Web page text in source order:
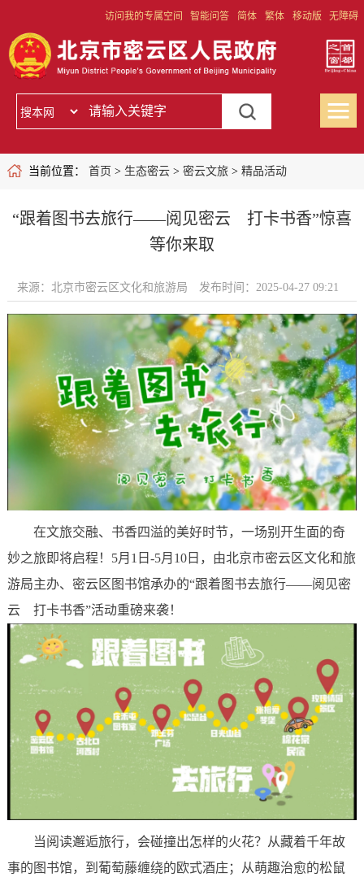
访问我的专属空间 智能问答 简体 繁体 移动版 无障碍
当前位置： 首页 > 生态密云> 密云文旅> 精品活动
“跟着图书去旅行——阅见密云 打卡书香”惊喜
等你来取
来源：北京市密云区文化和旅游局 发布时间：2025-04-27 09:21
在文旅交融、书香四溢的美好时节，一场别开生面的奇
妙之旅即将启程！5月1日-5月10日，由北京市密云区文化和旅
游局主办、密云区图书馆承办的“跟着图书去旅行——阅见密
云 打卡书香”活动重磅来袭！
当阅读邂逅旅行，会碰撞出怎样的火花？从藏着千年故
事的图书馆，到葡萄藤缠绕的欧式酒庄；从萌趣治愈的松鼠